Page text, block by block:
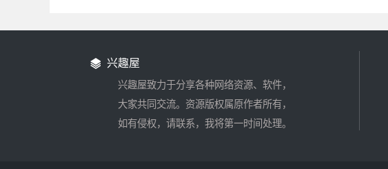
兴趣屋
兴趣屋致力于分享各种网络资源、软件，
大家共同交流。资源版权属原作者所有，
如有侵权，请联系，我将第一时间处理。